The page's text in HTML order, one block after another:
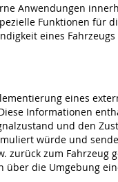
Anwendungen
Funktionen für
eines
eines
Informationen
und den
würde und
zurück zum
die Umgebung